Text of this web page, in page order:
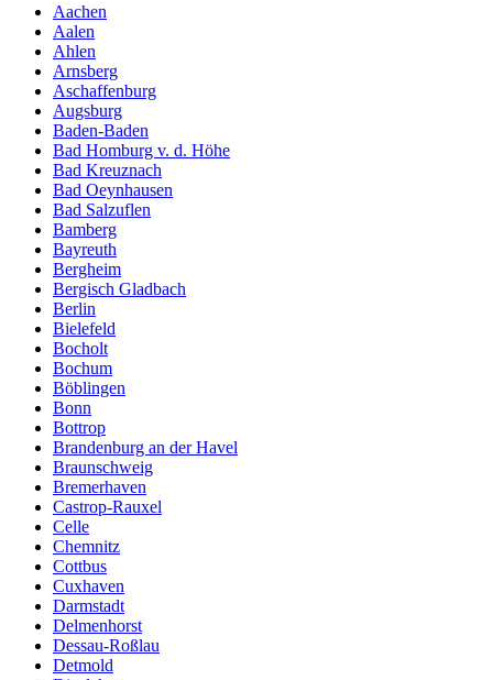
Aachen
Aalen
Ahlen
Arnsberg
Aschaffenburg
Augsburg
Baden-Baden
Bad Homburg v. d. Höhe
Bad Kreuznach
Bad Oeynhausen
Bad Salzuflen
Bamberg
Bayreuth
Bergheim
Bergisch Gladbach
Berlin
Bielefeld
Bocholt
Bochum
Böblingen
Bonn
Bottrop
Brandenburg an der Havel
Braunschweig
Bremerhaven
Castrop-Rauxel
Celle
Chemnitz
Cottbus
Cuxhaven
Darmstadt
Delmenhorst
Dessau-Roßlau
Detmold